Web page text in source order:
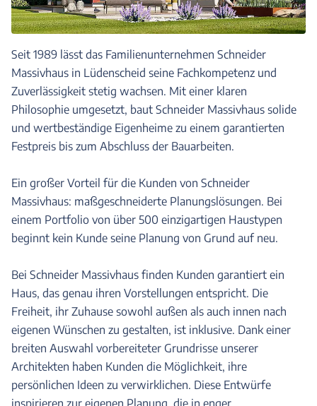
Seit 1989 lässt das Familienunternehmen Schneider
Massivhaus in Lüdenscheid seine Fachkompetenz und
Zuverlässigkeit stetig wachsen. Mit einer klaren
Philosophie umgesetzt, baut Schneider Massivhaus solide
und wertbeständige Eigenheime zu einem garantierten
Festpreis bis zum Abschluss der Bauarbeiten.
Ein großer Vorteil für die Kunden von Schneider
Massivhaus: maßgeschneiderte Planungslösungen. Bei
einem Portfolio von über 500 einzigartigen Haustypen
beginnt kein Kunde seine Planung von Grund auf neu.
Bei Schneider Massivhaus finden Kunden garantiert ein
Haus, das genau ihren Vorstellungen entspricht. Die
Freiheit, ihr Zuhause sowohl außen als auch innen nach
eigenen Wünschen zu gestalten, ist inklusive. Dank einer
breiten Auswahl vorbereiteter Grundrisse unserer
Architekten haben Kunden die Möglichkeit, ihre
persönlichen Ideen zu verwirklichen. Diese Entwürfe
inspirieren zur eigenen Planung, die in enger